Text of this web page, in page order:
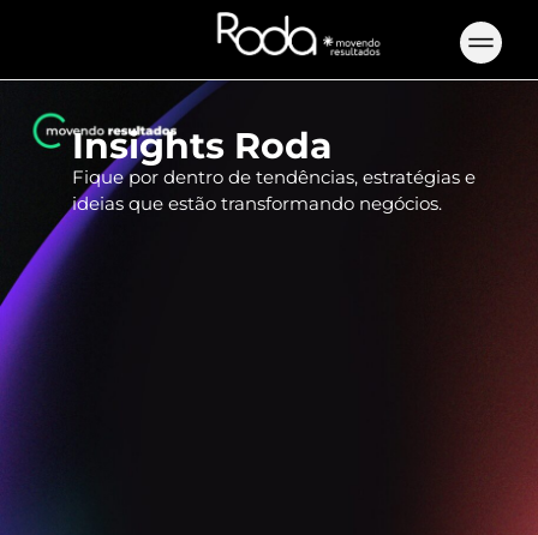
Insights​ Roda
Fique por dentro de tendências, estratégias e
ideias que estão transformando negócios.